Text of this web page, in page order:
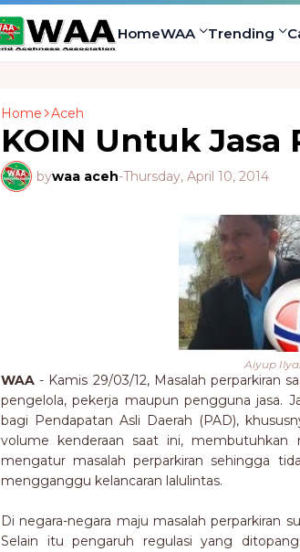
HomeWAA Trending
Home Aceh
KOIN Untuk Jasa
bywaa aceh-Thursday, April 10, 2014
Aiyup
WAA - Kamis 29/03/12, Masalah perparkiran
pengelola, pekerja maupun pengguna jasa.
bagi Pendapatan Asli Daerah (PAD),
volume kenderaan saat ini, membutuhkan
mengatur masalah perparkiran sehingga
mengganggu kelancaran lalulintas.
Di negara-negara maju masalah perparkiran
Selain itu pengaruh regulasi yang